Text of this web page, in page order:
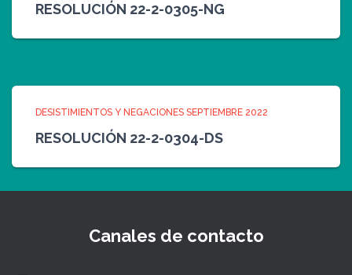
RESOLUCIÓN 22-2-0305-NG
DESISTIMIENTOS Y NEGACIONES SEPTIEMBRE 2022
RESOLUCIÓN 22-2-0304-DS
Canales de contacto